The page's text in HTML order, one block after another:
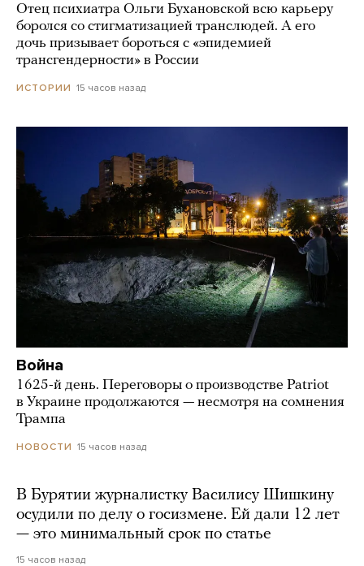
Отец психиатра Ольги Бухановской всю карьеру
боролся со стигматизацией транслюдей. А его
дочь призывает бороться с «эпидемией
трансгендерности» в России
ИСТОРИИ 15 часов назад
Война
1625-й день. Переговоры о производстве Patriot
в Украине продолжаются — несмотря на сомнения
Трампа
НОВОСТИ 15 часов назад
В Бурятии журналистку Василису Шишкину
осудили по делу о госизмене. Ей дали 12 лет
— это минимальный срок по статье
15 часов назад